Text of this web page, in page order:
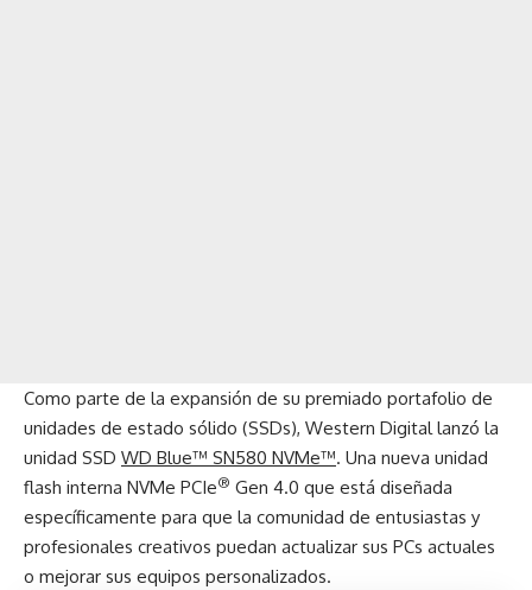
Como parte de la expansión de su premiado portafolio de
unidades de estado sólido (SSDs), Western Digital lanzó la
unidad SSD WD Blue™ SN580 NVMe™. Una nueva unidad
flash interna NVMe PCIe® Gen 4.0 que está diseñada
específicamente para que la comunidad de entusiastas y
profesionales creativos puedan actualizar sus PCs actuales
o mejorar sus equipos personalizados.